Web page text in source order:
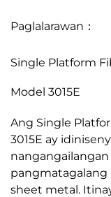
Paglalarawan：
Single Platform
Model 3015E
Ang Single
3015E ay
pangmatagalang
sheet metal.